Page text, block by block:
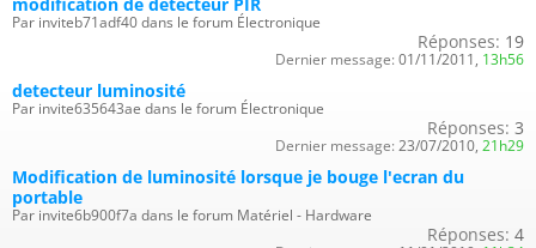
Par inviteb71adf40 dans le forum Électronique
Réponses: 19
Dernier message: 01/11/2011, 13h56
detecteur luminosité
Par invite635643ae dans le forum Électronique
Réponses: 3
Dernier message: 23/07/2010, 21h29
Modification de luminosité lorsque je bouge l'ecran du
portable
Par invite6b900f7a dans le forum Matériel - Hardware
Réponses: 4